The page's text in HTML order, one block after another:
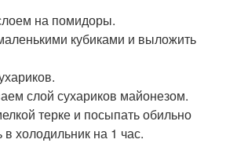
на помидоры.
кубиками и выложить
слой сухариков майонезом.
терке и посыпать обильно
холодильник на 1 час.